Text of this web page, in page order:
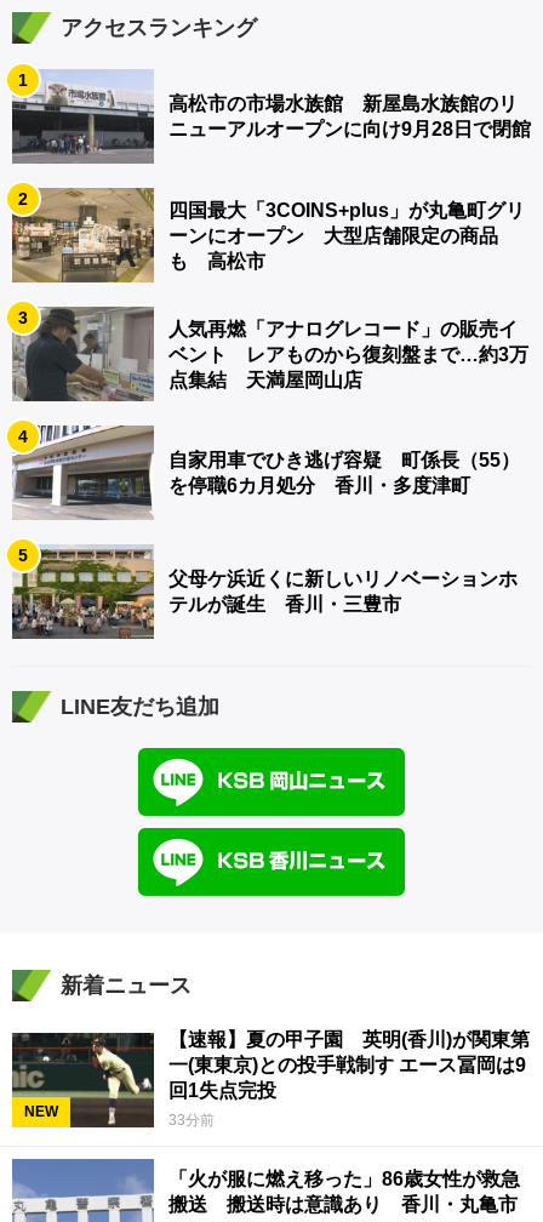
アクセスランキング
1
高松市の市場水族館 新屋島水族館のリ
ニューアルオープンに向け9月28日で閉館
2
四国最大「3COINS+plus」が丸亀町グリ
ーンにオープン 大型店舗限定の商品
も 高松市
3
人気再燃「アナログレコード」の販売イ
ベント レアものから復刻盤まで…約3万
点集結 天満屋岡山店
4
自家用車でひき逃げ容疑 町係長（55）
を停職6カ月処分 香川・多度津町
5
父母ケ浜近くに新しいリノベーションホ
テルが誕生 香川・三豊市
LINE友だち追加
新着ニュース
NEW
【速報】夏の甲子園 英明(香川)が関東第
一(東東京)との投手戦制す エース冨岡は9
回1失点完投
33分前
「火が服に燃え移った」86歳女性が救急
搬送 搬送時は意識あり 香川・丸亀市